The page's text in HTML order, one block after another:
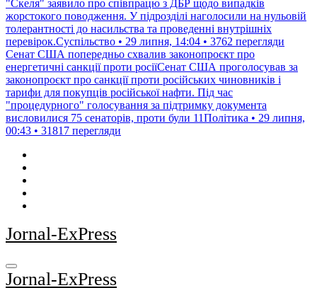
"Скеля" заявило про співпрацю з ДБР щодо випадків
жорстокого поводження. У підрозділі наголосили на нульовій
толерантності до насильства та проведенні внутрішніх
перевірок.Суспільство • 29 липня, 14:04 • 3762 перегляди
Сенат США попередньо схвалив законопроєкт про
енергетичні санкції проти росіїСенат США проголосував за
законопроєкт про санкції проти російських чиновників і
тарифи для покупців російської нафти. Під час
"процедурного" голосування за підтримку документа
висловилися 75 сенаторів, проти були 11Політика • 29 липня,
00:43 • 31817 перегляди
Jornal-ExPress
Jornal-ExPress